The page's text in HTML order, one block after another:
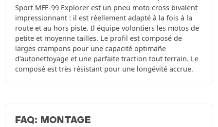
Sport MFE-99 Explorer est un pneu moto cross bivalent
impressionnant : il est réellement adapté à la fois à la
route et au hors piste. Il équipe volontiers les motos de
petite et moyenne tailles. Le profil est composé de
larges crampons pour une capacité optimañe
d’autonettoyage et une parfaite traction tout terrain. Le
composé est très résistant pour une longévité accrue.
FAQ: MONTAGE